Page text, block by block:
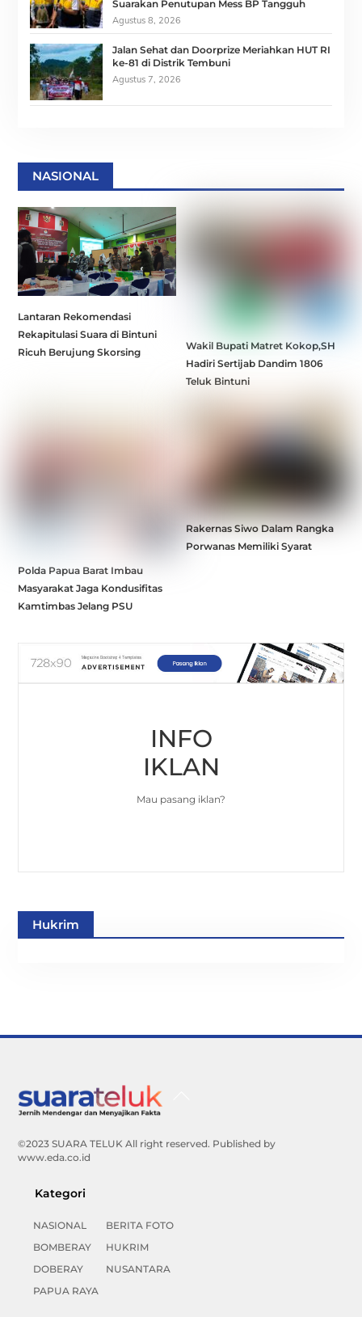
Suarakan Penutupan Mess BP Tangguh
Agustus 8, 2026
Jalan Sehat dan Doorprize Meriahkan HUT RI
ke-81 di Distrik Tembuni
Agustus 7, 2026
NASIONAL
Lantaran Rekomendasi
Rekapitulasi Suara di Bintuni
Ricuh Berujung Skorsing
Wakil Bupati Matret Kokop,SH
Hadiri Sertijab Dandim 1806
Teluk Bintuni
Polda Papua Barat Imbau
Masyarakat Jaga Kondusifitas
Kamtimbas Jelang PSU
Rakernas Siwo Dalam Rangka
Porwanas Memiliki Syarat
INFO
IKLAN
Mau pasang iklan?
Hukrim
©2023 SUARA TELUK All right reserved. Published by
www.eda.co.id
Kategori
NASIONAL
BOMBERAY
DOBERAY
PAPUA RAYA
BERITA FOTO
HUKRIM
NUSANTARA